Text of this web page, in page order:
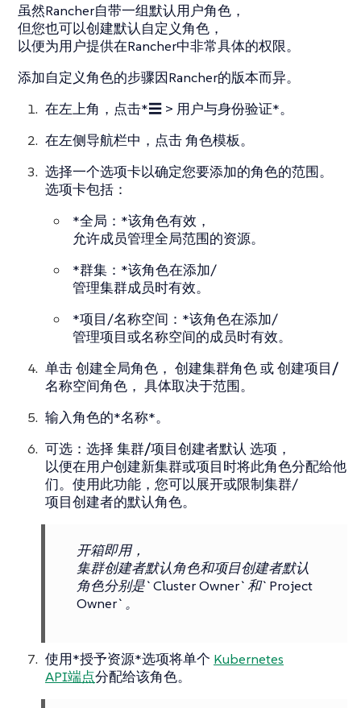
虽然Rancher自带一组默认用户角色，
但您也可以创建默认自定义角色，
以便为用户提供在Rancher中非常具体的权限。
添加自定义角色的步骤因Rancher的版本而异。
在左上角，点击*☰ > 用户与身份验证*。
在左侧导航栏中，点击角色模板。
选择一个选项卡以确定您要添加的角色的范围。
选项卡包括：
*全局：*该角色有效，
允许成员管理全局范围的资源。
*群集：*该角色在添加/
管理集群成员时有效。
*项目/名称空间：*该角色在添加/
管理项目或名称空间的成员时有效。
单击创建全局角色， 创建集群角色或创建项目/
名称空间角色， 具体取决于范围。
输入角色的*名称*。
可选：选择 集群/项目创建者默认 选项，
以便在用户创建新集群或项目时将此角色分配给他
们。使用此功能，您可以展开或限制集群/
项目创建者的默认角色。
开箱即用，
集群创建者默认角色和项目创建者默认
角色分别是`Cluster Owner`和`Project
Owner`。
使用*授予资源*选项将单个 Kubernetes
API端点分配给该角色。